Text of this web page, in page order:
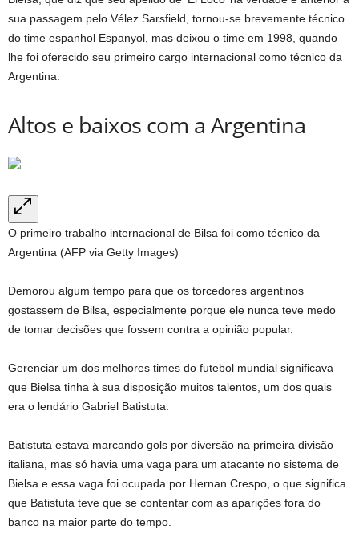
sua passagem pelo Vélez Sarsfield, tornou-se brevemente técnico
do time espanhol Espanyol, mas deixou o time em 1998, quando
lhe foi oferecido seu primeiro cargo internacional como técnico da
Argentina.
Altos e baixos com a Argentina
O primeiro trabalho internacional de Bilsa foi como técnico da
Argentina (AFP via Getty Images)
Demorou algum tempo para que os torcedores argentinos
gostassem de Bilsa, especialmente porque ele nunca teve medo
de tomar decisões que fossem contra a opinião popular.
Gerenciar um dos melhores times do futebol mundial significava
que Bielsa tinha à sua disposição muitos talentos, um dos quais
era o lendário Gabriel Batistuta.
Batistuta estava marcando gols por diversão na primeira divisão
italiana, mas só havia uma vaga para um atacante no sistema de
Bielsa e essa vaga foi ocupada por Hernan Crespo, o que significa
que Batistuta teve que se contentar com as aparições fora do
banco na maior parte do tempo.